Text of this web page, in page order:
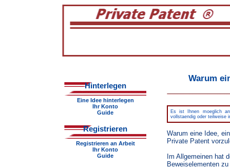
Hinterlegen
Eine Idee hinterlegen
Ihr Konto
Guide
Registrieren
Registrieren an Arbeit
Ihr Konto
Guide
Warum
Es ist Ihnen moeglich
vollstaendig oder teilweise
Warum eine Idee,
Private Patent
Im Allgemeinen hat
Beweiselementen